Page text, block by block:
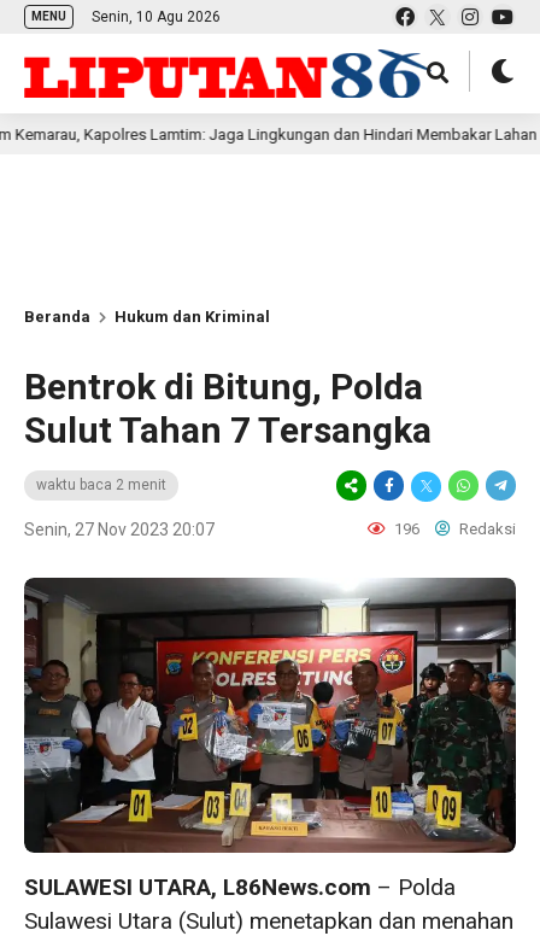
MENU Senin, 10 Agu 2026
Kapolres Lamtim: Jaga Lingkungan dan Hindari Membakar Lahan 1
Beranda Hukum dan Kriminal
Bentrok di Bitung, Polda
Sulut Tahan 7 Tersangka
waktu baca 2 menit
Senin, 27 Nov 2023 20:07 196 Redaksi
SULAWESI UTARA, L86News.com – Polda
Sulawesi Utara (Sulut) menetapkan dan menahan